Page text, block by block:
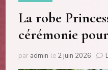
La robe
cérémonie
par admin le 2 juin 2026